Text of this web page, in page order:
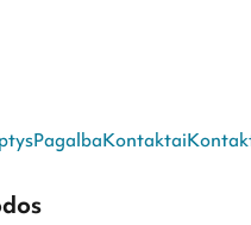
PagalbaKontaktai